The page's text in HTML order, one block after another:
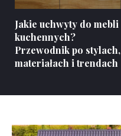
Jakie uchwyty do mebli
kuchennych?
Przewodnik po stylach,
materiałach i trendach